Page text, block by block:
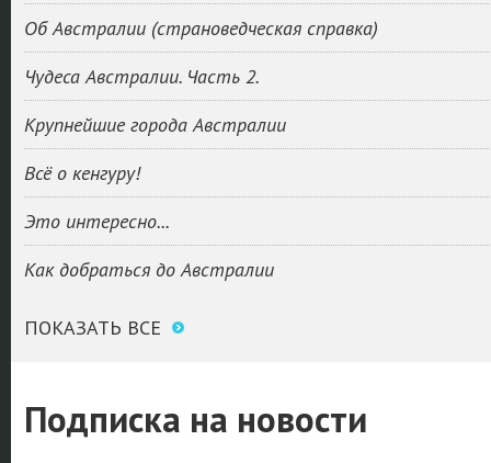
Об Австралии (страноведческая справка)
Чудеса Австралии. Часть 2.
Крупнейшие города Австралии
Всё о кенгуру!
Это интересно...
Как добраться до Австралии
ПОКАЗАТЬ ВСЕ
Подписка на новости